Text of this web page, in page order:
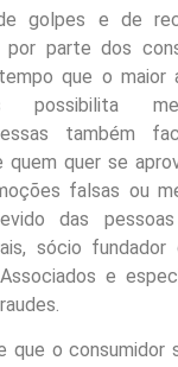
golpes e de
por parte dos
que o maior
possibilita
essas também
quem quer se
falsas ou
das
sócio fundador
e
que o consumidor